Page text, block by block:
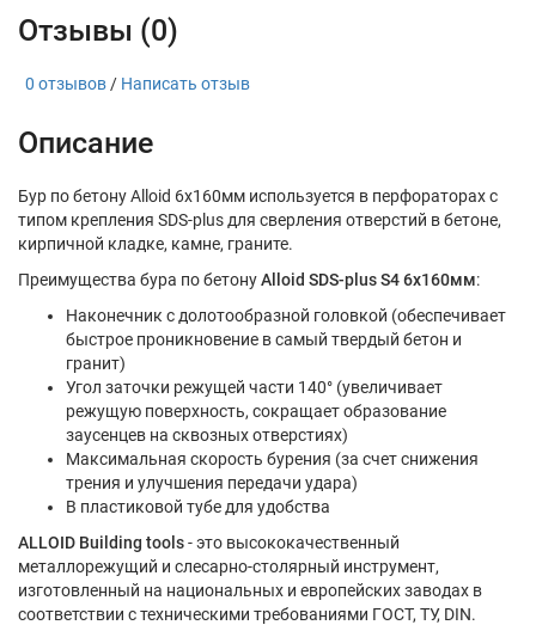
Отзывы (0)
0 отзывов / Написать отзыв
Описание
Бур по бетону Alloid 6x160мм используется в перфораторах с
типом крепления SDS-plus для сверления отверстий в бетоне,
кирпичной кладке, камне, граните.
Преимущества бура по бетонуAlloid SDS-plus S4 6x160мм:
Наконечник с долотообразной головкой (обеспечивает
быстрое проникновение в самый твердый бетон и
гранит)
Угол заточки режущей части 140° (увеличивает
режущую поверхность, сокращает образование
заусенцев на сквозных отверстиях)
Максимальная скорость бурения (за счет снижения
трения и улучшения передачи удара)
В пластиковой тубе для удобства
ALLOID Building tools- это высококачественный
металлорежущий и слесарно-столярный инструмент,
изготовленный на национальных и европейских заводах в
соответствии с техническими требованиями ГОСТ, ТУ, DIN.